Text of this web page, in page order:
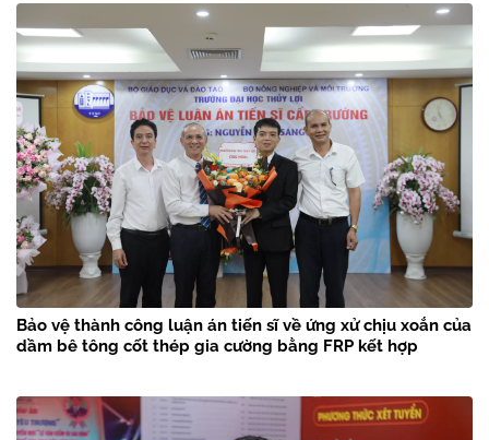
Bảo vệ thành công luận án tiến sĩ về ứng xử chịu xoắn của
dầm bê tông cốt thép gia cường bằng FRP kết hợp